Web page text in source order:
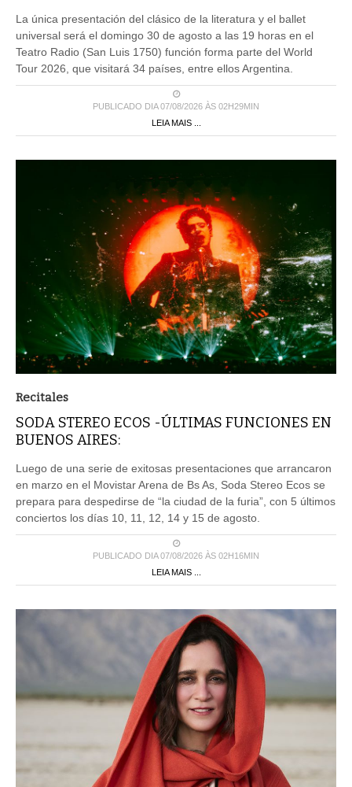
La única presentación del clásico de la literatura y el ballet
universal será el domingo 30 de agosto a las 19 horas en el
Teatro Radio (San Luis 1750) función forma parte del World
Tour 2026, que visitará 34 países, entre ellos Argentina.
PUBLICADO DIA 07/08/2026 ÀS 02H29MIN
LEIA MAIS ...
Recitales
SODA STEREO ECOS -ÚLTIMAS FUNCIONES EN
BUENOS AIRES:
Luego de una serie de exitosas presentaciones que arrancaron
en marzo en el Movistar Arena de Bs As, Soda Stereo Ecos se
prepara para despedirse de “la ciudad de la furia”, con 5 últimos
conciertos los días 10, 11, 12, 14 y 15 de agosto.
PUBLICADO DIA 07/08/2026 ÀS 02H16MIN
LEIA MAIS ...